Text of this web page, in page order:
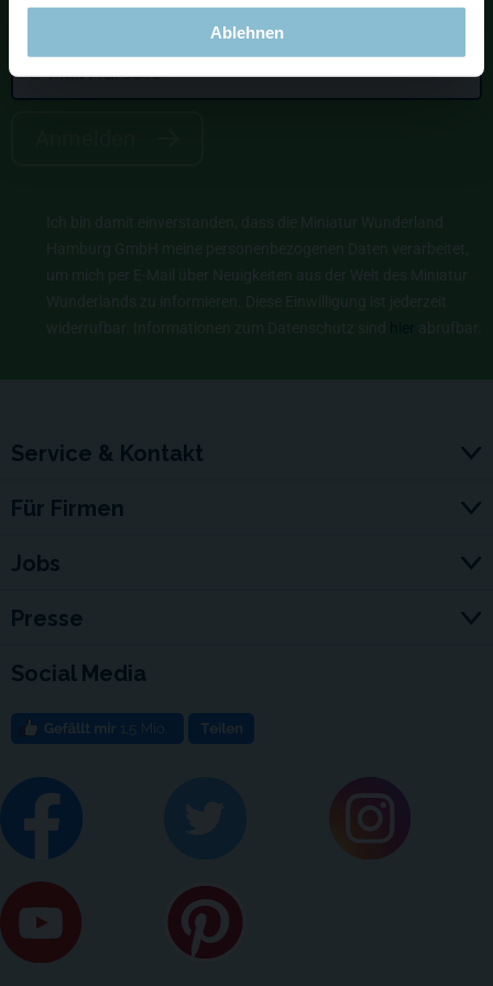
Ablehnen
Service & Kontakt
Für Firmen
Jobs
Presse
Social Media